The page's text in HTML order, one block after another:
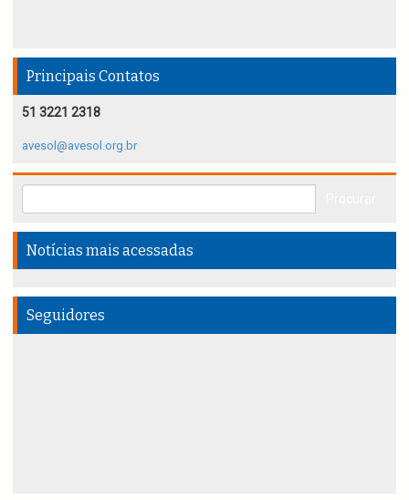
Principais Contatos
51 3221 2318
avesol@avesol.org.br
Notícias mais acessadas
Seguidores